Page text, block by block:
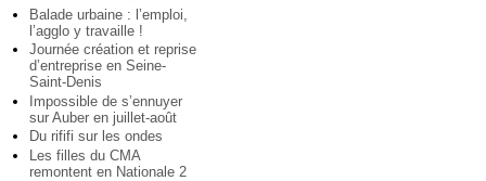
Balade urbaine : l’emploi,
l’agglo y travaille !
Journée création et reprise
d’entreprise en Seine-
Saint-Denis
Impossible de s’ennuyer
sur Auber en juillet-août
Du rififi sur les ondes
Les filles du CMA
remontent en Nationale 2